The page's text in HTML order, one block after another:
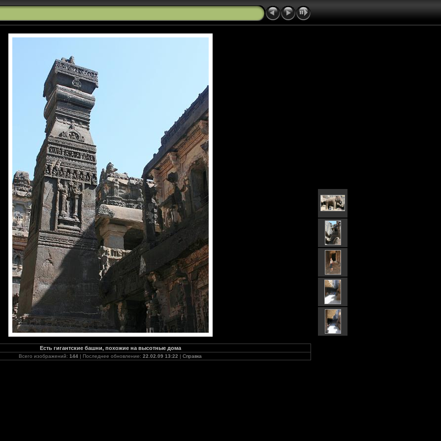
Есть гигантские башни, похожие на высотные дома
Всего изображений: 144 | Последнее обновление: 22.02.09 13:22 | Справка